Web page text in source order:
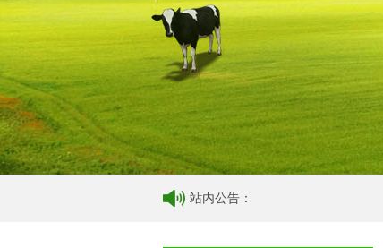
站内公告：